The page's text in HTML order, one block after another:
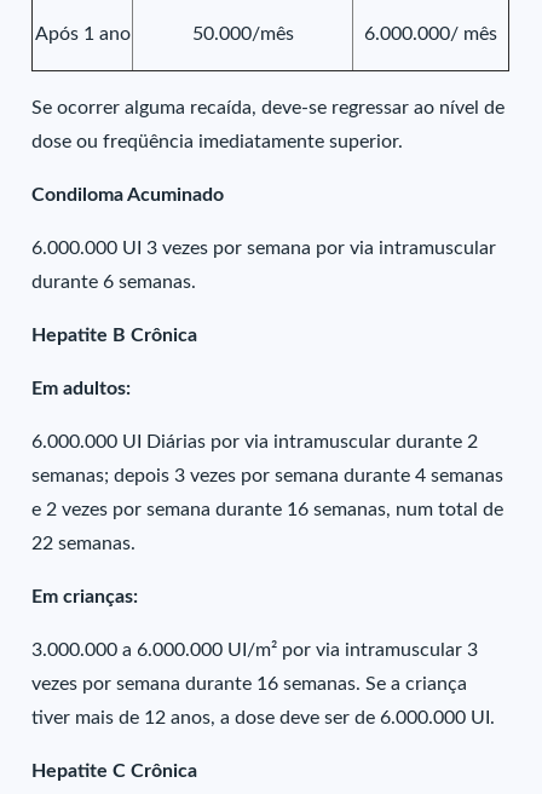
Após 1 ano 50.000/mês 6.000.000/ mês
Se ocorrer alguma recaída, deve-se regressar ao nível de
dose ou freqüência imediatamente superior.
Condiloma Acuminado
6.000.000 UI 3 vezes por semana por via intramuscular
durante 6 semanas.
Hepatite B Crônica
Em adultos:
6.000.000 UI Diárias por via intramuscular durante 2
semanas; depois 3 vezes por semana durante 4 semanas
e 2 vezes por semana durante 16 semanas, num total de
22 semanas.
Em crianças:
3.000.000 a 6.000.000 UI/m² por via intramuscular 3
vezes por semana durante 16 semanas. Se a criança
tiver mais de 12 anos, a dose deve ser de 6.000.000 UI.
Hepatite C Crônica